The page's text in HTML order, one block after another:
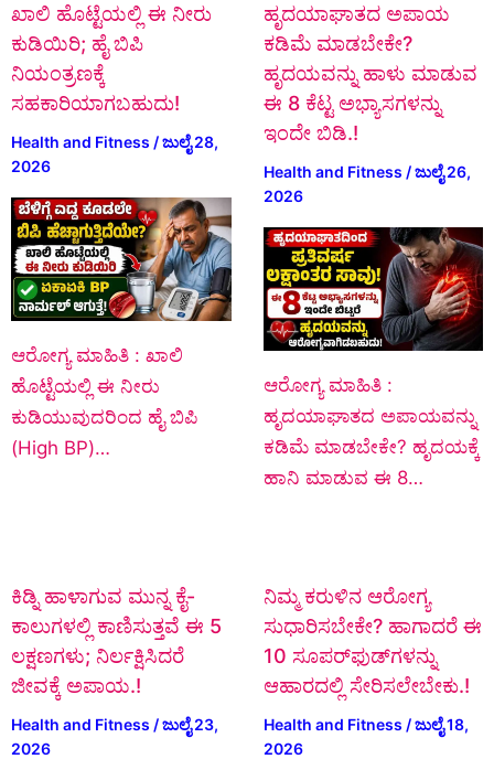
ಖಾಲಿ ಹೊಟ್ಟೆಯಲ್ಲಿ ಈ ನೀರು
ಕುಡಿಯಿರಿ; ಹೈ ಬಿಪಿ
ನಿಯಂತ್ರಣಕ್ಕೆ
ಸಹಕಾರಿಯಾಗಬಹುದು!
Health and Fitness /ಜುಲೈ 28,
2026
ಆರೋಗ್ಯ ಮಾಹಿತಿ : ಖಾಲಿ
ಹೊಟ್ಟೆಯಲ್ಲಿ ಈ ನೀರು
ಕುಡಿಯುವುದರಿಂದ ಹೈ ಬಿಪಿ
(High BP)…
ಹೃದಯಾಘಾತದ ಅಪಾಯ
ಕಡಿಮೆ ಮಾಡಬೇಕೇ?
ಹೃದಯವನ್ನು ಹಾಳು ಮಾಡುವ
ಈ 8 ಕೆಟ್ಟ ಅಭ್ಯಾಸಗಳನ್ನು
ಇಂದೇ ಬಿಡಿ.!
Health and Fitness /ಜುಲೈ 26,
2026
ಆರೋಗ್ಯ ಮಾಹಿತಿ :
ಹೃದಯಾಘಾತದ ಅಪಾಯವನ್ನು
ಕಡಿಮೆ ಮಾಡಬೇಕೇ? ಹೃದಯಕ್ಕೆ
ಹಾನಿ ಮಾಡುವ ಈ 8…
ಕಿಡ್ನಿ ಹಾಳಾಗುವ ಮುನ್ನ ಕೈ-
ಕಾಲುಗಳಲ್ಲಿ ಕಾಣಿಸುತ್ತವೆ ಈ 5
ಲಕ್ಷಣಗಳು; ನಿರ್ಲಕ್ಷಿಸಿದರೆ
ಜೀವಕ್ಕೆ ಅಪಾಯ.!
Health and Fitness /ಜುಲೈ 23,
2026
ನಿಮ್ಮ ಕರುಳಿನ ಆರೋಗ್ಯ
ಸುಧಾರಿಸಬೇಕೇ? ಹಾಗಾದರೆ ಈ
10 ಸೂಪರ್‌ಫುಡ್‌ಗಳನ್ನು
ಆಹಾರದಲ್ಲಿ ಸೇರಿಸಲೇಬೇಕು.!
Health and Fitness /ಜುಲೈ 18,
2026